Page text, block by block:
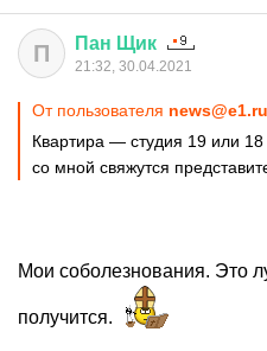
П Пан Щик
21:32, 30.04.2021
От пользователя news@e1.ru
Квартира — студия 19 или
со мной свяжутся
Мои соболезнования. Это
получится.